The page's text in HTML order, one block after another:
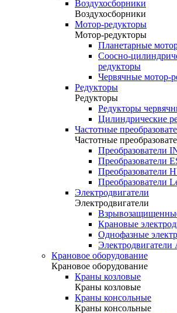
Воздухосборники
Воздухосборники
Мотор-редукторы
Мотор-редукторы
Планетарные
Соосно-
редукторы
Червячные мотор-
Редукторы
Редукторы
Редукторы
Цилиндрические
Частотные
Частотные
Преобразователи
Преобразователи
Преобразователи
Преобразователи
Электродвигатели
Электродвигатели
Крановые
Однофазные
Крановое оборудование
Крановое оборудование
Краны козловые
Краны козловые
Краны консольные
Краны консольные